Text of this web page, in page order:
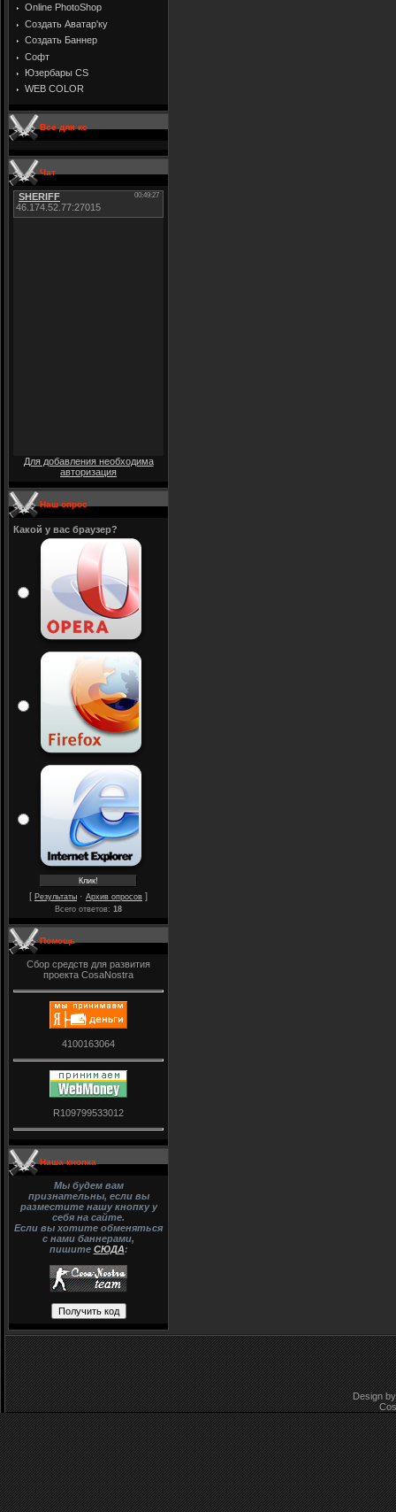
Online PhotoShop
Создать Аватар'ку
Создать Баннер
Софт
Юзербары CS
WEB COLOR
Все для кс
Чат
Для добавления необходима
авторизация
Наш опрос
Какой у вас браузер?
[ Результаты · Архив опросов ]
Всего ответов: 18
Помощь
Сбор средств для развития
проекта CosaNostra
4100163064
R109799533012
Наша кнопка
Мы будем вам
признательны, если вы
разместите нашу кнопку у
себя на сайте.
Если вы хотите обменяться
с нами баннерами,
пишите СЮДА:
Design